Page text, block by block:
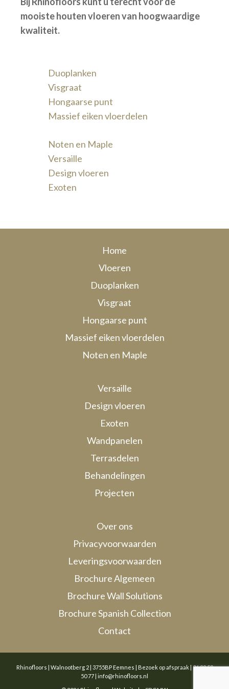
mooiste houten vloeren van hoogwaardige
kwaliteit.
Duoplanken
Visgraat
Hongaarse punt
Massief eiken vloerdelen
Noten en Maple
Versaille
Design vloeren
Exoten
Home
Vloeren
Duoplanken
Visgraat
Hongaarse punt
Massief eiken vloerdelen
Noten en Maple
Versaille
Design vloeren
Exoten
Wandpanelen
Terrasdelen
Behandelingen
Projecten
Over ons
Privacyvoorwaarden
Leveringsvoorwaarden
Brochure Algemeen
Brochure Wall Solutions
Brochure Spanish Collection
Contact
Rhinofloors | Walnootberg 2 | 3755BP Eemnes | Bezoek op afspraak |06 29 58
50 77 | info@rhinofloors.nl